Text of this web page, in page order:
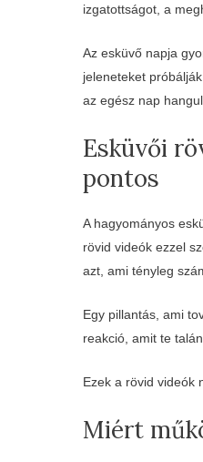
izgatottságot, a
Az esküvő napja
jeleneteket
az egész nap
Esküvői
pontos
A hagyományos
rövid videók ezzel
azt, ami tényleg
Egy pillantás, ami
reakció, amit te
Ezek a rövid videók
Miért